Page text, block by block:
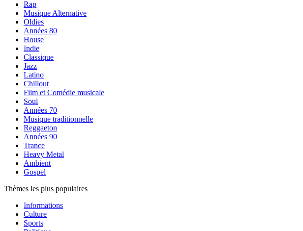
Rap
Musique Alternative
Oldies
Années 80
House
Indie
Classique
Jazz
Latino
Chillout
Film et Comédie musicale
Soul
Années 70
Musique traditionnelle
Reggaeton
Années 90
Trance
Heavy Metal
Ambient
Gospel
Thèmes les plus populaires
Informations
Culture
Sports